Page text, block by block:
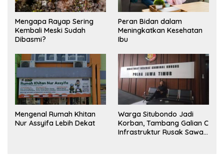
Mengapa Rayap Sering
Kembali Meski Sudah
Dibasmi?
Peran Bidan dalam
Meningkatkan Kesehatan
Ibu
Mengenal Rumah Khitan
Nur Assyifa Lebih Dekat
Warga Situbondo Jadi
Korban, Tambang Galian C
Infrastruktur Rusak Sawah